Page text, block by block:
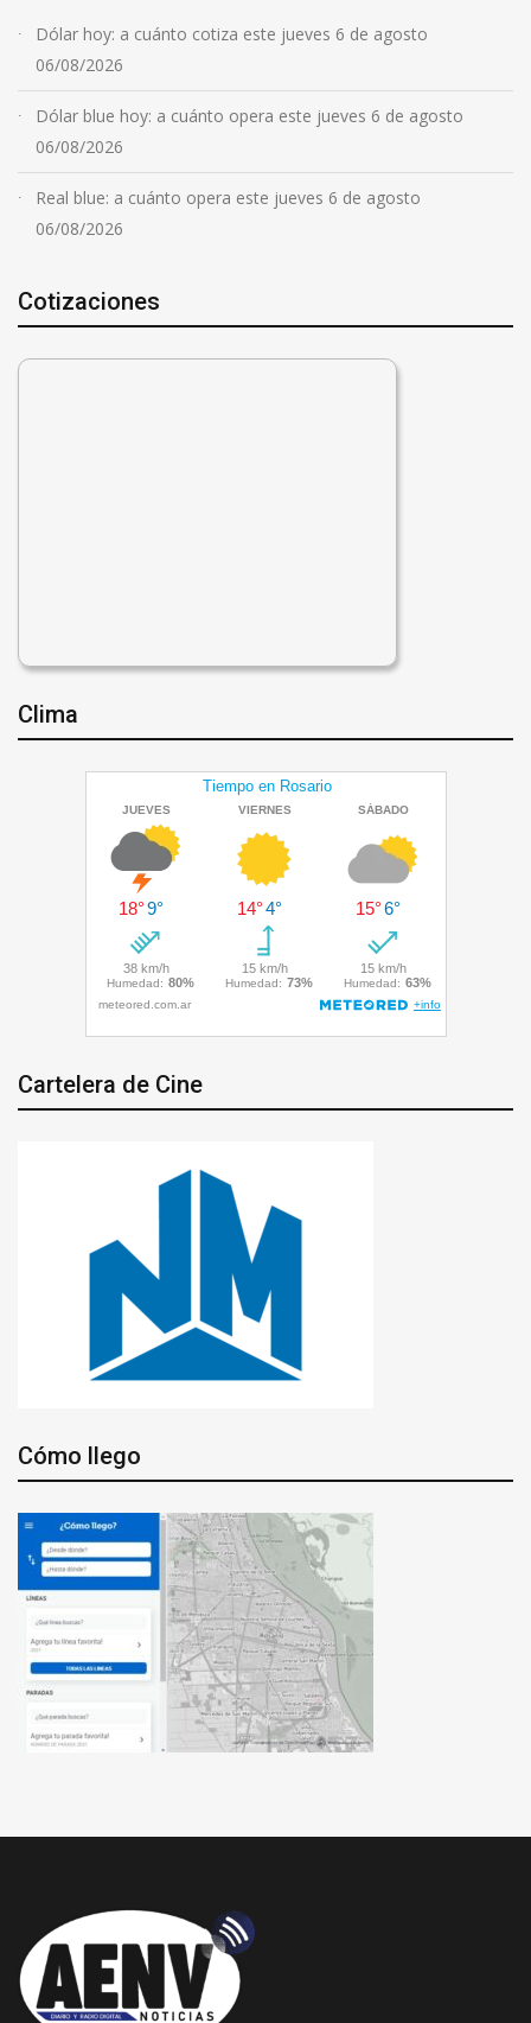
Dólar hoy: a cuánto cotiza este jueves 6 de agosto
06/08/2026
Dólar blue hoy: a cuánto opera este jueves 6 de agosto
06/08/2026
Real blue: a cuánto opera este jueves 6 de agosto
06/08/2026
Cotizaciones
Clima
Cartelera de Cine
Cómo llego